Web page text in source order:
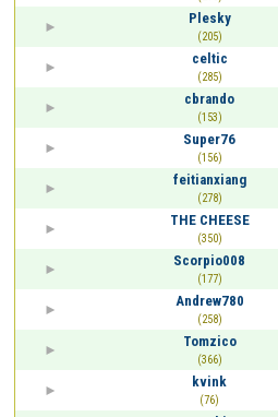
Plesky
(205)
celtic
(285)
cbrando
(153)
Super76
(156)
feitianxiang
(278)
THE CHEESE
(350)
Scorpio008
(177)
Andrew780
(258)
Tomzico
(366)
kvink
(76)